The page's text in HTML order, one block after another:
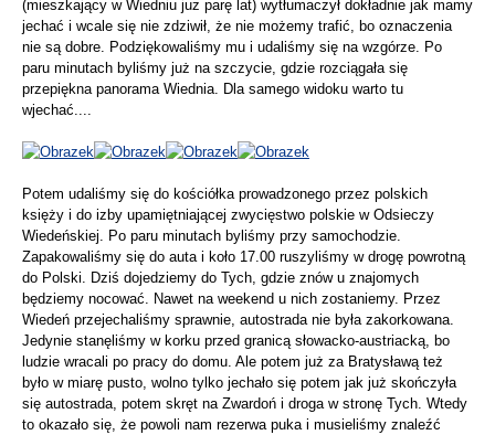
(mieszkający w Wiedniu juz parę lat) wytłumaczył dokładnie jak mamy
jechać i wcale się nie zdziwił, że nie możemy trafić, bo oznaczenia
nie są dobre. Podziękowaliśmy mu i udaliśmy się na wzgórze. Po
paru minutach byliśmy już na szczycie, gdzie rozciągała się
przepiękna panorama Wiednia. Dla samego widoku warto tu
wjechać....
Potem udaliśmy się do kościółka prowadzonego przez polskich
księży i do izby upamiętniającej zwycięstwo polskie w Odsieczy
Wiedeńskiej. Po paru minutach byliśmy przy samochodzie.
Zapakowaliśmy się do auta i koło 17.00 ruszyliśmy w drogę powrotną
do Polski. Dziś dojedziemy do Tych, gdzie znów u znajomych
będziemy nocować. Nawet na weekend u nich zostaniemy. Przez
Wiedeń przejechaliśmy sprawnie, autostrada nie była zakorkowana.
Jedynie stanęliśmy w korku przed granicą słowacko-austriacką, bo
ludzie wracali po pracy do domu. Ale potem już za Bratysławą też
było w miarę pusto, wolno tylko jechało się potem jak już skończyła
się autostrada, potem skręt na Zwardoń i droga w stronę Tych. Wtedy
to okazało się, że powoli nam rezerwa puka i musieliśmy znaleźć